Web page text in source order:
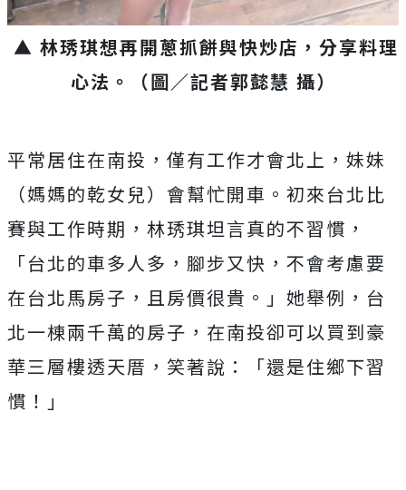
▲ 林琇琪想再開蔥抓餅與快炒店，分享料理
心法。
（圖／記者郭懿慧 攝）
平常居住在南投，僅有工作才會北上，妹妹
（媽媽的乾女兒）會幫忙開車。初來台北比
賽與工作時期，林琇琪坦言真的不習慣，
「台北的車多人多，腳步又快，不會考慮要
在台北馬房子，且房價很貴。」她舉例，台
北一棟兩千萬的房子，在南投卻可以買到豪
華三層樓透天厝，笑著說：「還是住鄉下習
慣！」